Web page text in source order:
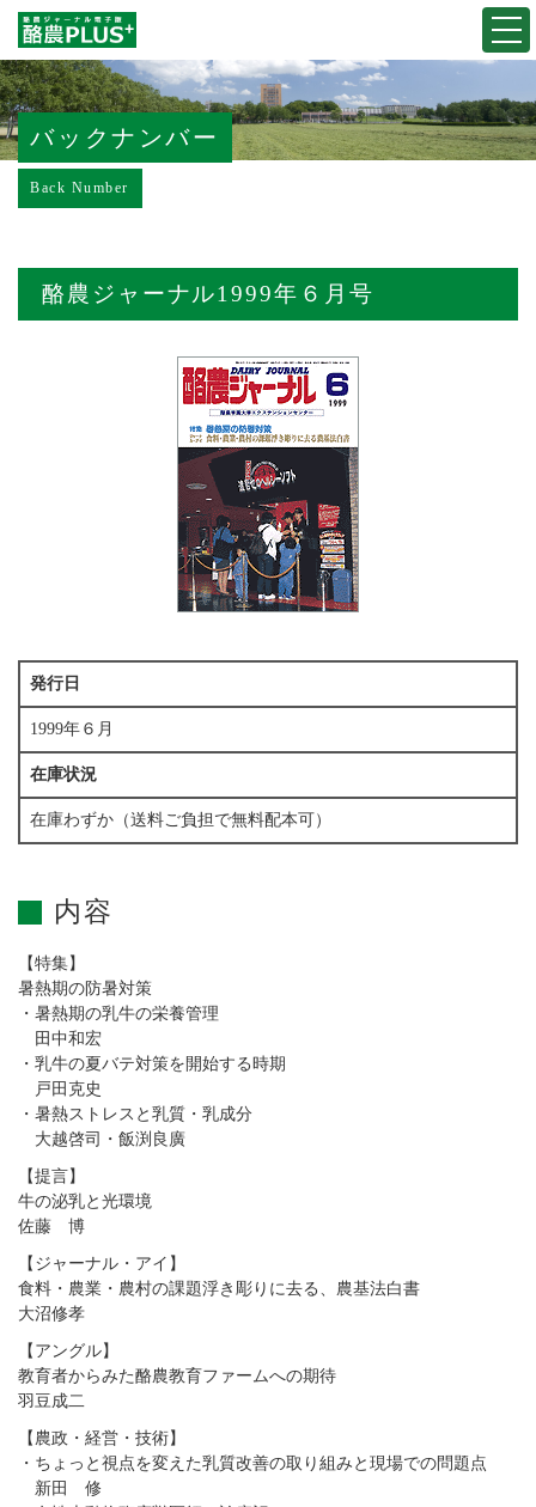
バックナンバー
Back Number
酪農ジャーナル1999年６月号
発行日
1999年６月
在庫状況
在庫わずか（送料ご負担で無料配本可）
内容
【特集】
暑熱期の防暑対策
・暑熱期の乳牛の栄養管理
田中和宏
・乳牛の夏バテ対策を開始する時期
戸田克史
・暑熱ストレスと乳質・乳成分
大越啓司・飯渕良廣
【提言】
牛の泌乳と光環境
佐藤 博
【ジャーナル・アイ】
食料・農業・農村の課題浮き彫りに去る、農基法白書
大沼修孝
【アングル】
教育者からみた酪農教育ファームへの期待
羽豆成二
【農政・経営・技術】
・ちょっと視点を変えた乳質改善の取り組みと現場での問題点
新田 修